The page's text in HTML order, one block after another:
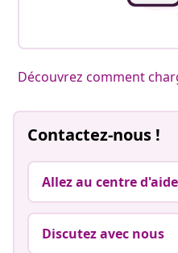
Découvrez comment
Contactez-nous !
Allez au centre d'aide
Discutez avec nous